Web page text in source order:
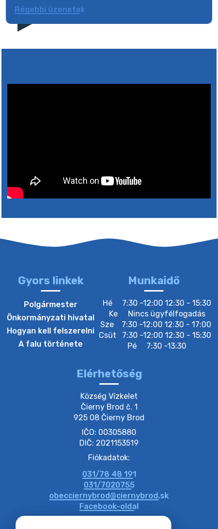
4. augusztus 2026 09:48
2. augusztus 2026 15:30
20. július 2026 12:40
20. július 2026 12:38
20. július 2026 11:51
20. július 2026 11:31
Régebbi üzenetek
Gyors linkek
Polgármester
Önkormányzati hivatal
Hogyan kell felszerelni
A falu története
Munkaidő
Hé
7:30 -12:00 12:30 - 15:30
Ke
Nincs ügyfélfogadás
Sze
7:30 -12:00 12:30 - 17:00
Csüt
7:30 -12:00 12:30 - 15:30
Pé
7:30 -13:30
Elérhetőség
Község Vízkelet
Čierny Brod č. 1
925 08 Čierny Brod
IČO: 00305880
DIČ: 2021153519
Fiókadatok:
031/78 48 191
031/7020755
obecciernybrod@ciernybrod.sk
Facebook-oldal